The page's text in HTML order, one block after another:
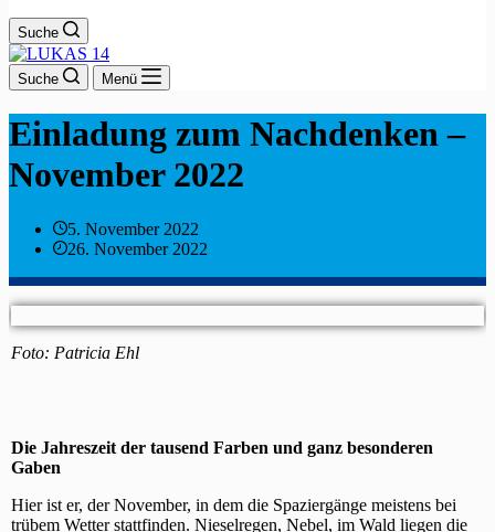
Suche
Suche Menü
Einladung zum Nachdenken –
November 2022
5. November 2022
26. November 2022
Foto: Patricia Ehl
Die Jahreszeit der tausend Farben und ganz besonderen
Gaben
Hier ist er, der November, in dem die Spaziergänge meistens bei
trübem Wetter stattfinden. Nieselregen, Nebel, im Wald liegen die